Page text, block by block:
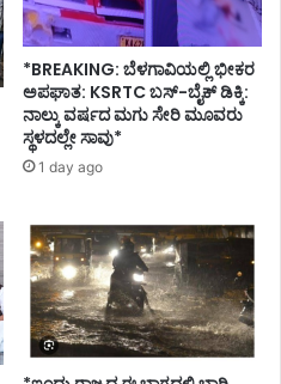
*BREAKING: ಬೆಳಗಾವಿಯಲ್ಲಿ ಭೀಕರ
ಅಪಘಾತ: KSRTC ಬಸ್-ಬೈಕ್ ಡಿಕ್ಕಿ:
ನಾಲ್ಕು ವರ್ಷದ ಮಗು ಸೇರಿ ಮೂವರು
ಸ್ಥಳದಲ್ಲೇ ಸಾವು*
1 day ago